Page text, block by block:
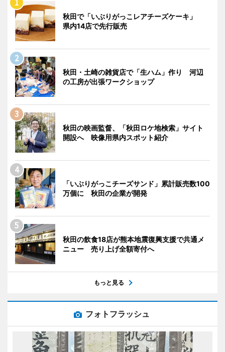
秋田で「いぶりがっこレアチーズケーキ」
県内14店で先行販売
秋田・土崎の雑貨店で「生ハム」作り 河辺
の工房が出張ワークショップ
秋田の映画監督、「秋田ロケ地検索」サイト
開設へ 映像用県内スポット紹介
「いぶりがっこチーズサンド」累計販売数100
万個に 秋田の企業が開発
秋田の飲食18店が熊本地震復興支援で共通メ
ニュー 売り上げ全額寄付へ
もっと見る
フォトフラッシュ